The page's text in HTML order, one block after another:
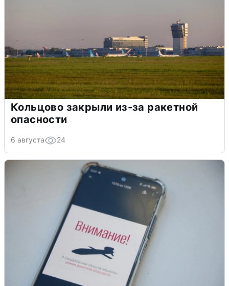
Кольцово закрыли из-за ракетной
опасности
6 августа 24